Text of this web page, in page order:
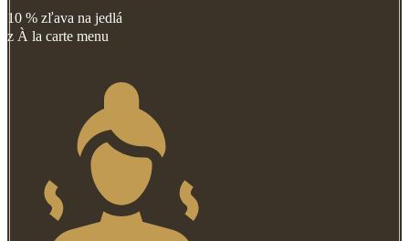
10 % zľava na jedlá
z À la carte menu